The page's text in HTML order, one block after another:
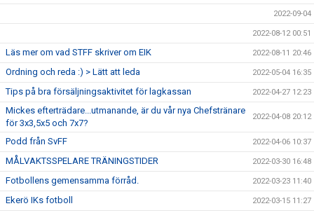
2022-09-04
2022-08-12 00:51
Läs mer om vad STFF skriver om EIK 2022-08-11 20:46
Ordning och reda :) > Lätt att leda 2022-05-04 16:35
Tips på bra försäljningsaktivitet för lagkassan 2022-04-27 12:23
Mickes efterträdare...utmanande, är du vår nya Chefstränare
för 3x3,5x5 och 7x7?
2022-04-08 20:12
Podd från SvFF 2022-04-06 10:37
MÅLVAKTSSPELARE TRÄNINGSTIDER 2022-03-30 16:48
Fotbollens gemensamma förråd. 2022-03-23 11:40
Ekerö IKs fotboll 2022-03-15 11:27